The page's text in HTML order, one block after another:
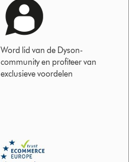
Word lid van de Dyson-
community en profiteer van
exclusieve voordelen